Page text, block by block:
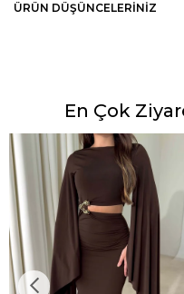
ÜRÜN DÜŞÜNCELERINIZ
En Çok